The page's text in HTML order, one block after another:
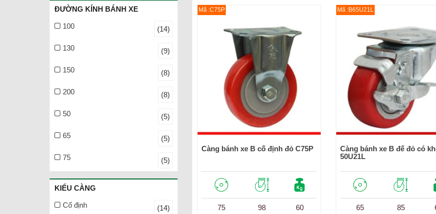
ĐƯỜNG KÍNH BÁNH XE
100 (14)
130 (9)
150 (8)
200 (8)
50 (5)
65 (5)
75 (5)
KIỂU CÀNG
Cố định (14)
Mã :C75P
Càng bánh xe B cố định đỏ C75P
75 98 60
Mã :B65U21L
Càng bánh xe B đế đỏ có
50U21L
65 85